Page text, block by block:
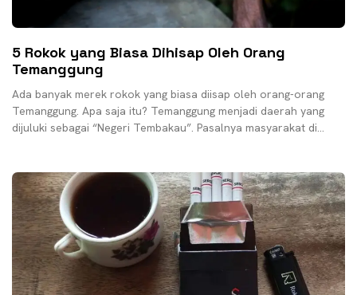
5 Rokok yang Biasa Dihisap Oleh Orang
Temanggung
Ada banyak merek rokok yang biasa diisap oleh orang-orang
Temanggung. Apa saja itu? Temanggung menjadi daerah yang
dijuluki sebagai “Negeri Tembakau”. Pasalnya masyarakat di